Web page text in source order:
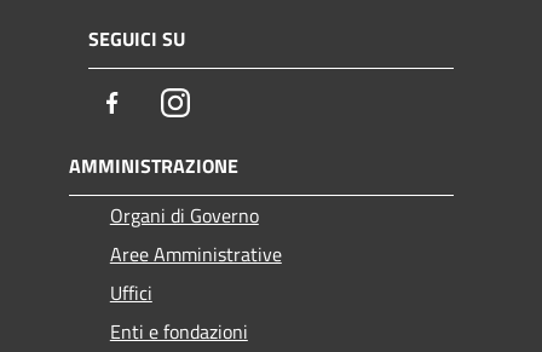
SEGUICI SU
FacebookInstagram
AMMINISTRAZIONE
Organi di Governo
Aree Amministrative
Uffici
Enti e fondazioni